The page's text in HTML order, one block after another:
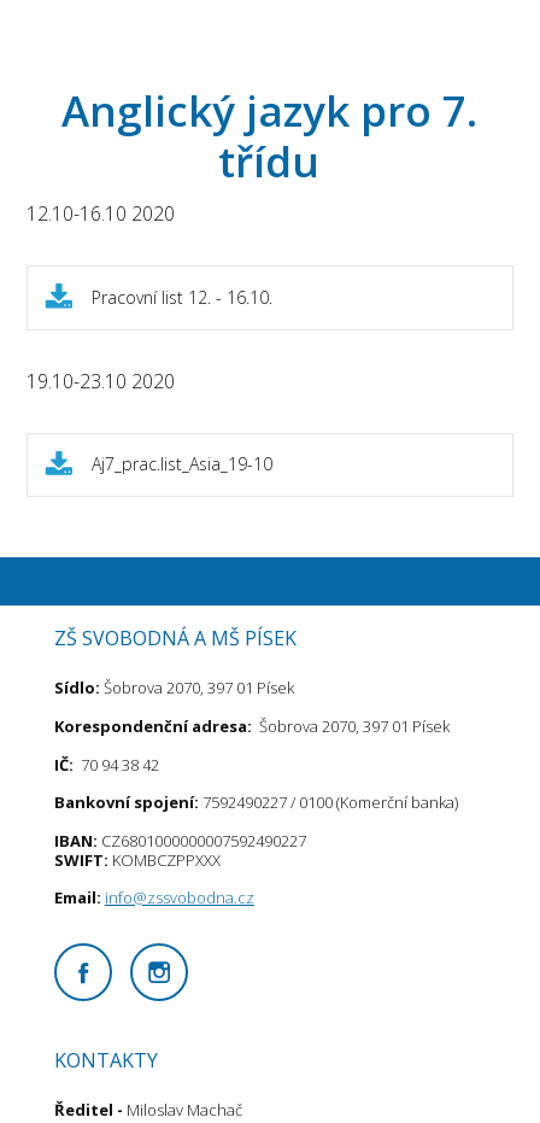
Anglický jazyk pro 7.
třídu
12.10-16.10 2020
Pracovní list 12. - 16.10.
19.10-23.10 2020
Aj7_prac.list_Asia_19-10
ZŠ SVOBODNÁ A MŠ PÍSEK
Sídlo: Šobrova 2070, 397 01 Písek
Korespondenční adresa: Šobrova 2070, 397 01 Písek
IČ: 70 94 38 42
Bankovní spojení: 7592490227 / 0100 (Komerční banka)
IBAN: CZ6801000000007592490227
SWIFT: KOMBCZPPXXX
Email: info@zssvobodna.cz
KONTAKTY
Ředitel - Miloslav Machač